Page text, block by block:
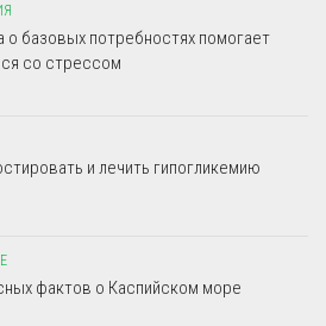
о базовых потребностях помогает
со стрессом
и лечить гипогликемию
фактов о Каспийском море